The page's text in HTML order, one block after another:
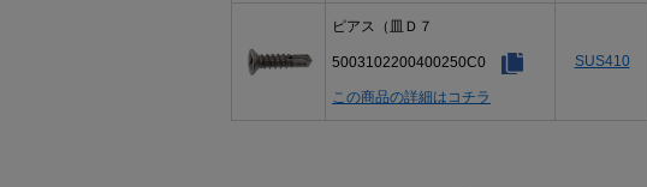
ピアス（皿Ｄ７
5003102200400250C0
この商品の詳細はコチラ
SUS410